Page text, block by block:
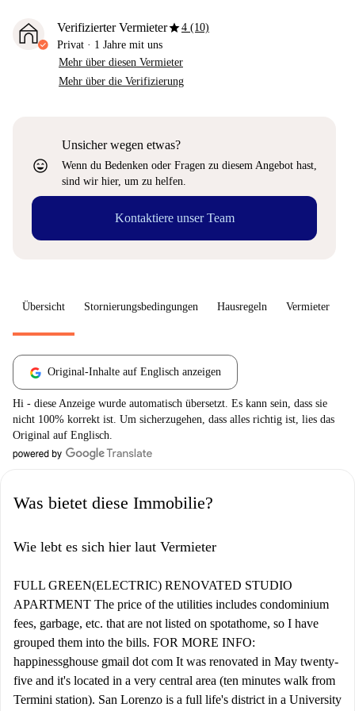
Verifizierter Vermieterstar4 (10)
Privat · 1 Jahre mit uns
Mehr über diesen Vermieter
Mehr über die Verifizierung
sentiment_very_satisfied
Unsicher wegen etwas?
Wenn du Bedenken oder Fragen zu diesem Angebot hast,
sind wir hier, um zu helfen.
Kontaktiere unser Team
Übersicht Stornierungsbedingungen Hausregeln Vermieter
Original-Inhalte auf Englisch anzeigen
Hi - diese Anzeige wurde automatisch übersetzt. Es kann sein, dass sie
nicht 100% korrekt ist. Um sicherzugehen, dass alles richtig ist, lies das
Original auf Englisch.
Was bietet diese Immobilie?
Wie lebt es sich hier laut Vermieter
FULL GREEN(ELECTRIC) RENOVATED STUDIO
APARTMENT The price of the utilities includes condominium
fees, garbage, etc. that are not listed on spotathome, so I have
grouped them into the bills. FOR MORE INFO:
happinessghouse gmail dot com It was renovated in May twenty-
five and it's located in a very central area (ten minutes walk from
Termini station). San Lorenzo is a full life's district in a University